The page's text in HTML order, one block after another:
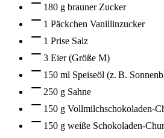
180 g brauner Zucker
1 Päckchen Vanillinzucker
1 Prise Salz
3 Eier (Größe M)
150 ml Speiseöl (z. B.
250 g Sahne
150 g Vollmilchschokoladen-
150 g weiße Schokoladen-